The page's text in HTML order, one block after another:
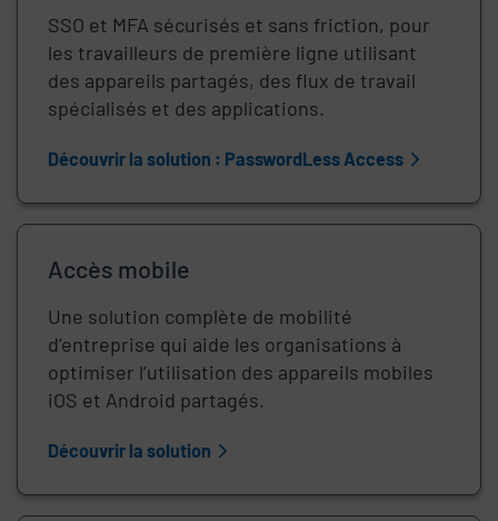
SSO et MFA sécurisés et sans friction, pour
les travailleurs de première ligne utilisant
des appareils partagés, des flux de travail
spécialisés et des applications.
Découvrir la solution : PasswordLess Access
Accès mobile
Une solution complète de mobilité
d’entreprise qui aide les organisations à
optimiser l’utilisation des appareils mobiles
iOS et Android partagés.
Découvrir la solution